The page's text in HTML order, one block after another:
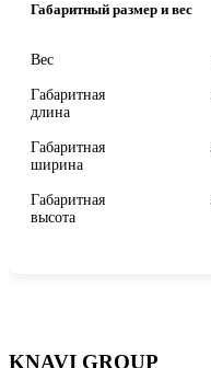
Габаритный размер и вес
Вес
Габаритная
длина
Габаритная
ширина
Габаритная
высота
KNAVI GROUP